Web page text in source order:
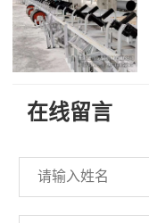
在线留言